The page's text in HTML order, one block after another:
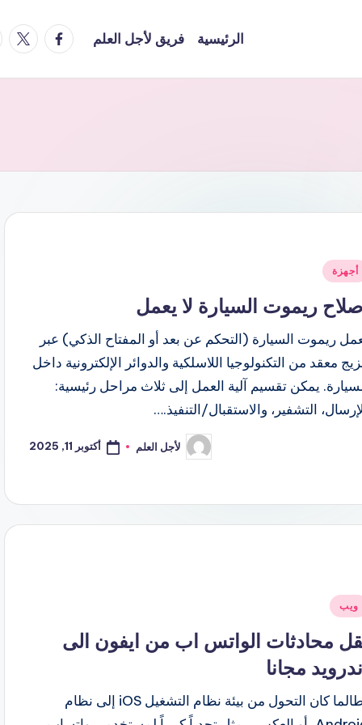
الرئيسية فريق لأجل العلم facebook
x
أجهزة
ريموت السيارة لا يعمل
ريموت السيارة (التحكم عن بعد أو المفتاح الذكي) عبر
معقد من التكنولوجيا اللاسلكية والدوائر الإلكترونية داخل
يمكن تقسيم آلية العمل إلى ثلاث مراحل رئيسية:
التشفير، والاستقبال/التنفيذ.…
تمّ
النشر
لأجل العلم أكتوبر 11, 2025
ويب
محادثات الواتس اب من ايفون الى
مجانا
لطالما كان التحول من بيئة نظام التشغيل iOS إلى نظام